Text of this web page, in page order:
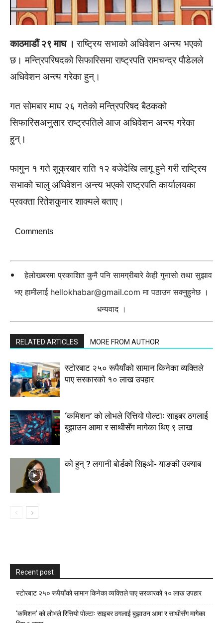
काठमाडौं २९ माघ ।राष्ट्रिय सभाको अधिवेशन अन्त्य भएको
छ। मन्त्रिपरिषदको सिफारिसमा राष्‍ट्रपति रामचन्द्र पौडेलले
अधिवेशन अन्त्य गरेका हुन्।
गत सोमबार माघ २६ गतेको मन्त्रिपरिषद बैठकको
सिफारिसअनुसार राष्ट्रपतिले आज अधिवेशन अन्त्य गरेका
हुन्।
फागुन १ गते शुक्रबार राति १२ बजेदेखि लागू हुने गरी राष्‍ट्रिय
सभाको चालु अधिवेशन अन्त्य भएको राष्ट्रपति कार्यालयका
प्रवक्ता रितेशकुमार शाक्यले बताए।
Comments
हेलोखबरमा प्रकाशित कुनै पनि सामग्रीबारे केही गुनासो तथा सुझाव
भए हामीलाई hellokhabar@gmail.com मा पठाउन सक्नुहुनेछ ।
धन्यवाद ।
RELATED ARTICLES MORE FROM AUTHOR
स्टाेरबाट २५० रूपैयाँको सामान किनेका व्यक्तिले
पाए सरकारको १० लाख उपहार
‘कमिशन’ को लोभले रित्तियो पोल्टाः साइबर ठगलाई
बुझाउन आमा र साथीसँग मागेका थिए ९ लाख
को हुन् ? लगानी बोर्डको सिइओ- याङकी उक्याब
Recent post
स्टाेरबाट २५० रूपैयाँको सामान किनेका व्यक्तिले पाए सरकारको १० लाख उपहार
‘कमिशन’ को लोभले रित्तियो पोल्टाः साइबर ठगलाई बुझाउन आमा र साथीसँग मागेका